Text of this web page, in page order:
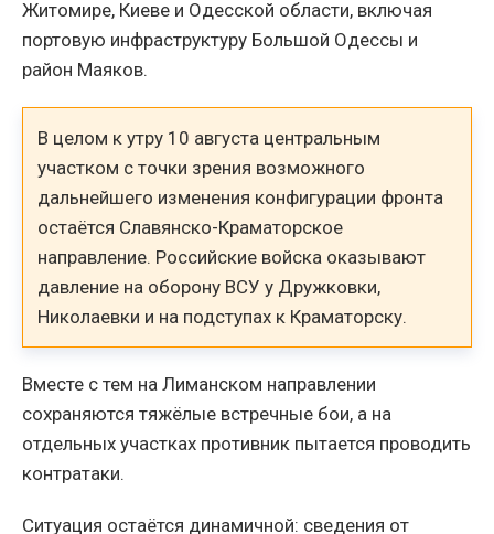
Житомире, Киеве и Одесской области, включая
портовую инфраструктуру Большой Одессы и
район Маяков.
В целом к утру 10 августа центральным
участком с точки зрения возможного
дальнейшего изменения конфигурации фронта
остаётся Славянско-Краматорское
направление. Российские войска оказывают
давление на оборону ВСУ у Дружковки,
Николаевки и на подступах к Краматорску.
Вместе с тем на Лиманском направлении
сохраняются тяжёлые встречные бои, а на
отдельных участках противник пытается проводить
контратаки.
Ситуация остаётся динамичной: сведения от